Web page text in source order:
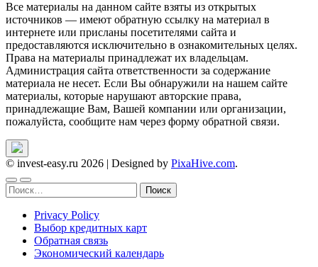
Все материалы на данном сайте взяты из открытых
источников — имеют обратную ссылку на материал в
интернете или присланы посетителями сайта и
предоставляются исключительно в ознакомительных целях.
Права на материалы принадлежат их владельцам.
Администрация сайта ответственности за содержание
материала не несет. Если Вы обнаружили на нашем сайте
материалы, которые нарушают авторские права,
принадлежащие Вам, Вашей компании или организации,
пожалуйста, сообщите нам через форму обратной связи.
© invest-easy.ru 2026 | Designed by PixaHive.com.
Найти:
Privacy Policy
Выбор кредитных карт
Обратная связь
Экономический календарь